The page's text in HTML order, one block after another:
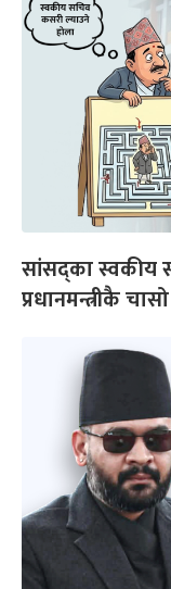
सांसद्का स्वकीय
प्रधानमन्त्रीकै चासो